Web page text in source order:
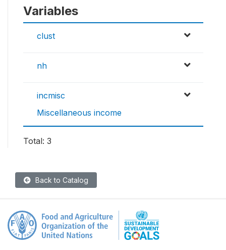
Variables
clust
nh
incmisc
Miscellaneous income
Total: 3
Back to Catalog